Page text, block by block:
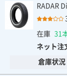
RADAR
在庫 31
ネット注
倉庫状況